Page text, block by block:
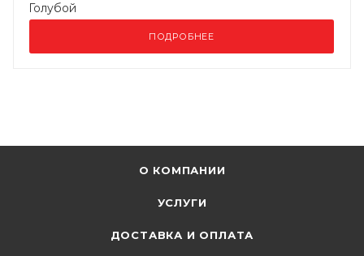
Голубой
ПОДРОБНЕЕ
О КОМПАНИИ
УСЛУГИ
ДОСТАВКА И ОПЛАТА